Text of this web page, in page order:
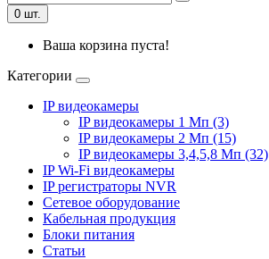
0 шт.
Ваша корзина пуста!
Категории
IP видеокамеры
IP видеокамеры 1 Мп (3)
IP видеокамеры 2 Мп (15)
IP видеокамеры 3,4,5,8 Мп (32)
IP Wi-Fi видеокамеры
IP регистраторы NVR
Сетевое оборудование
Кабельная продукция
Блоки питания
Статьи